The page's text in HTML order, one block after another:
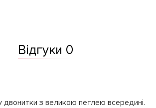
Відгуки 0
двонитки з великою петлею всередині.